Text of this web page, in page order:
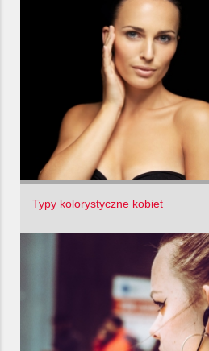
Typy kolorystyczne kobiet